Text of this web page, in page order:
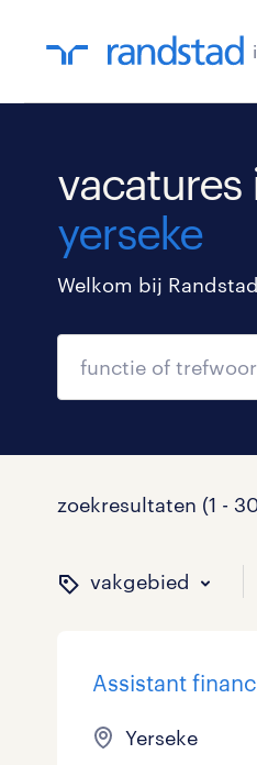
vacatures
yerseke
Welkom bij
zoekresultaten (1 -
vakgebied
binnen
op welk
welk
Assistant
Yerseke